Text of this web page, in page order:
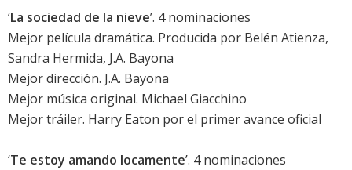
‘La sociedad de la nieve’. 4 nominaciones
Mejor película dramática. Producida por Belén Atienza,
Sandra Hermida, J.A. Bayona
Mejor dirección. J.A. Bayona
Mejor música original. Michael Giacchino
Mejor tráiler. Harry Eaton por el primer avance oficial
‘Te estoy amando locamente’. 4 nominaciones